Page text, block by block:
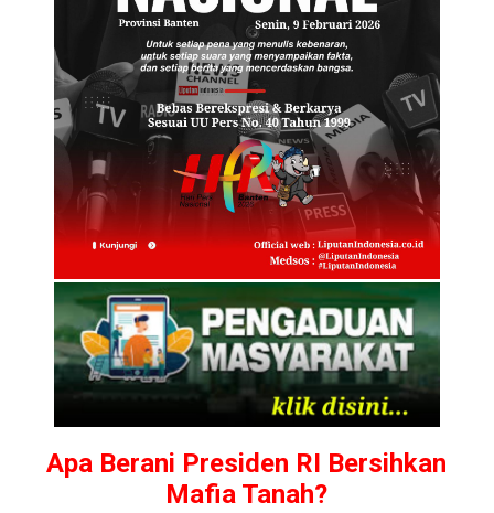
Apa Berani Presiden RI Bersihkan
Mafia Tanah?